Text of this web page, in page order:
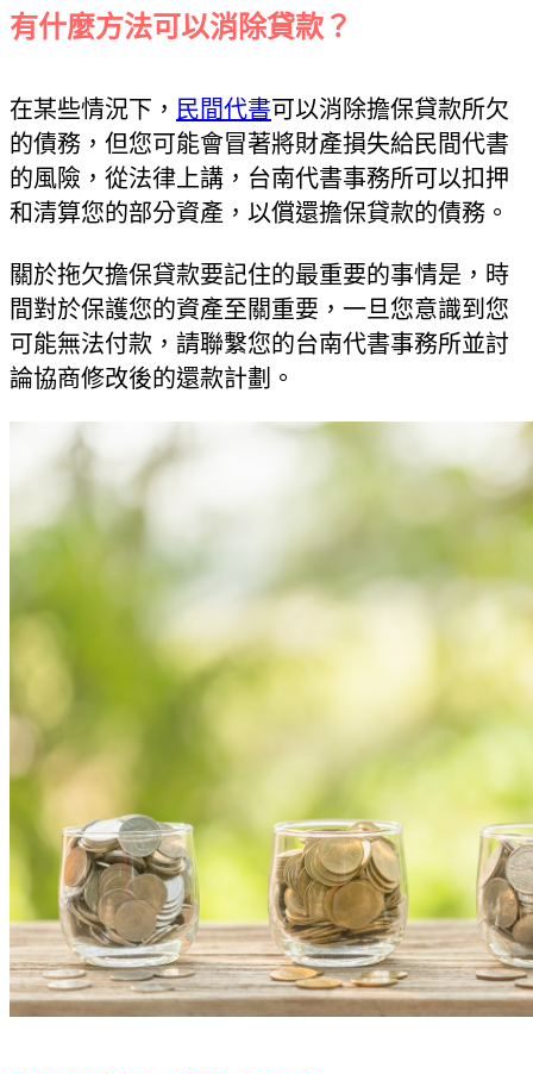
有什麼方法可以消除貸款？
在某些情況下， 民間代書可以消除擔保貸款所欠
的債務，但您可能會冒著將財產損失給民間代書
的風險，從法律上講，台南代書事務所可以扣押
和清算您的部分資產，以償還擔保貸款的債務。
關於拖欠擔保貸款要記住的最重要的事情是，時
間對於保護您的資產至關重要，一旦您意識到您
可能無法付款，請聯繫您的台南代書事務所並討
論協商修改後的還款計劃。